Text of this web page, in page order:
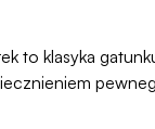
to klasyka